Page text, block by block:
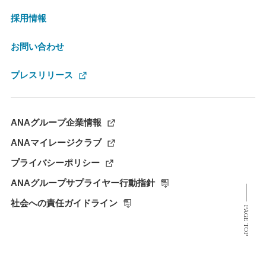
PAGE TOP
採用情報
お問い合わせ
プレスリリース
ANAグループ企業情報
ANAマイレージクラブ
プライバシーポリシー
ANAグループサプライヤー行動指針
社会への責任ガイドライン